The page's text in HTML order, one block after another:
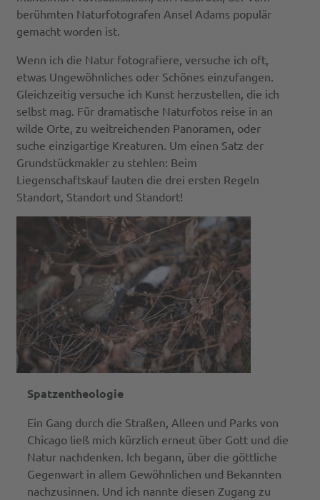
berühmten Naturfotografen Ansel Adams populär
gemacht worden ist.
Wenn ich die Natur fotografiere, versuche ich oft,
etwas Ungewöhnliches oder Schönes einzufangen.
Gleichzeitig versuche ich Kunst herzustellen, die ich
selbst mag. Für dramatische Naturfotos reise in an
wilde Orte, zu weitreichenden Panoramen, oder
suche einzigartige Kreaturen. Um einen Satz der
Grundstückmakler zu stehlen: Beim
Liegenschaftskauf lauten die drei ersten Regeln
Standort, Standort und Standort!
Spatzentheologie
Ein Gang durch die Straßen, Alleen und Parks von
Chicago ließ mich kürzlich erneut über Gott und die
Natur nachdenken. Ich begann, über die göttliche
Gegenwart in allem Gewöhnlichen und Bekannten
nachzusinnen. Und ich nannte diesen Zugang zu